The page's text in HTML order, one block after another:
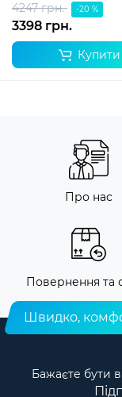
4247 грн. -20 %
3398 грн.
Купити
Про нас
Повернення та
Швидко,
Бажаєте бути